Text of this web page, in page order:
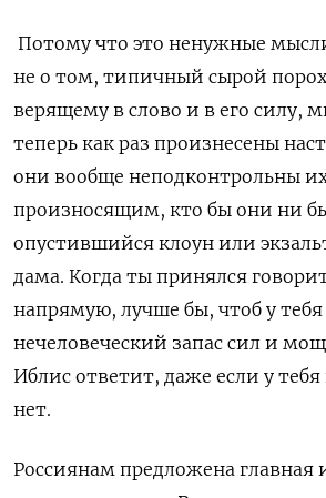
Потому что это ненужные
не о том, типичный сырой
верящему в слово и в его силу,
теперь как раз произнесены
они вообще неподконтрольны
произносящим, кто бы они ни
опустившийся клоун или
дама. Когда ты принялся
напрямую, лучше бы, чтоб у
нечеловеческий запас сил и
Иблис ответит, даже если у тебя
нет.
Россиянам предложена главная